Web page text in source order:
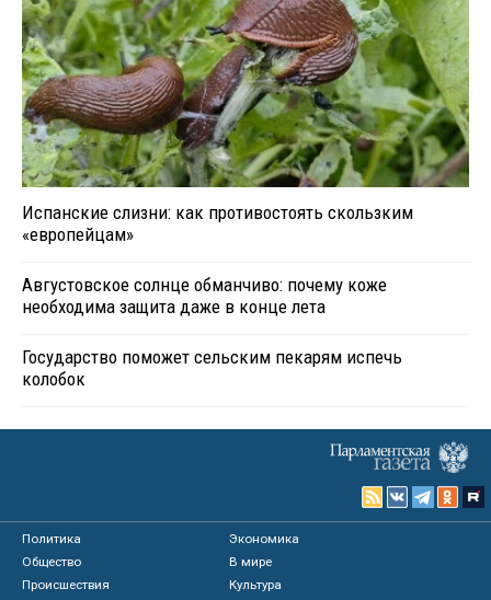
Испанские слизни: как противостоять скользким
«европейцам»
Августовское солнце обманчиво: почему коже
необходима защита даже в конце лета
Государство поможет сельским пекарям испечь
колобок
Политика
Экономика
Общество
В мире
Происшествия
Культура